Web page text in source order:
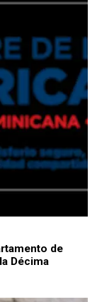
de
Décima